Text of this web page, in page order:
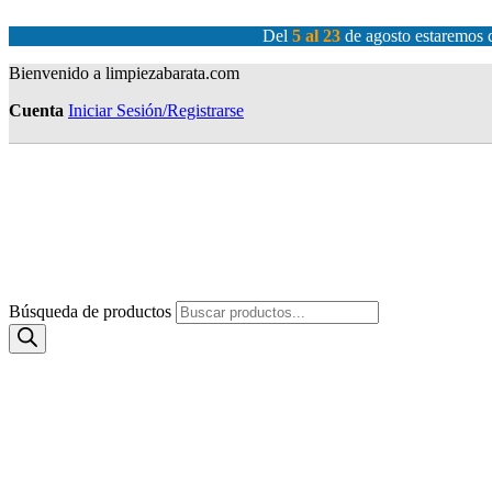
Del 5 al 23 de agosto
Bienvenido a limpiezabarata.com
Cuenta Iniciar Sesión/Registrarse
Búsqueda de productos